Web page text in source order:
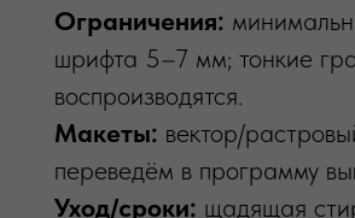
Ограничения:
шрифта 5–7 мм; тонкие
воспроизводятся.
Макеты: вектор/
переведём в программу
Уход/сроки: щадящая